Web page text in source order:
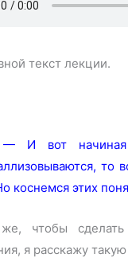
текст лекции.
И вот
то
коснемся этих
чтобы
я расскажу такую